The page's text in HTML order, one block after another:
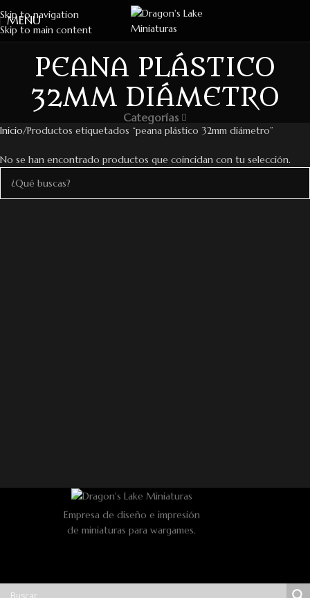
Skip to navigation
Skip to main content
MENU
PEANA PLÁSTICO
32MM DIÁMETRO
Categorías
Inicio Productos etiquetados “peana plástico 32mm diámetro”
No se han encontrado productos que coincidan con tu selección.
Empresa de diseño e impresión
de miniaturas para wargames.